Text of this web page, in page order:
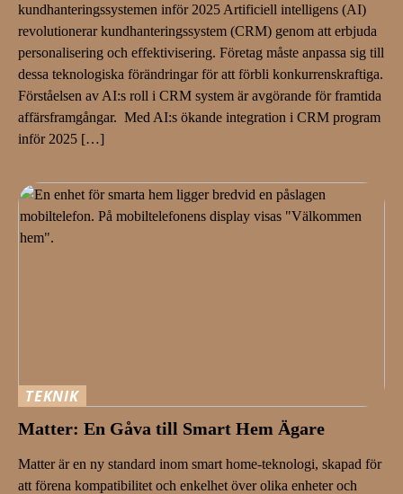
kundhanteringssystemen inför 2025 Artificiell intelligens (AI)
revolutionerar kundhanteringssystem (CRM) genom att erbjuda
personalisering och effektivisering. Företag måste anpassa sig till
dessa teknologiska förändringar för att förbli konkurrenskraftiga.
Förståelsen av AI:s roll i CRM system är avgörande för framtida
affärsframgångar. Med AI:s ökande integration i CRM program
inför 2025 […]
TEKNIK
Matter: En Gåva till Smart Hem Ägare
Matter är en ny standard inom smart home-teknologi, skapad för
att förena kompatibilitet och enkelhet över olika enheter och